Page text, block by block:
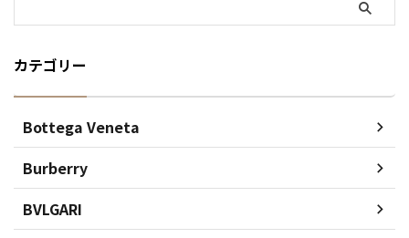
カテゴリー
Bottega Veneta
Burberry
BVLGARI